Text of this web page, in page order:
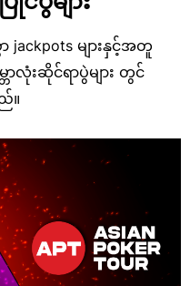
ာ jackpots များနှင့်အတူ
ာလုံးဆိုင်ရာပွဲများ တွင်
။